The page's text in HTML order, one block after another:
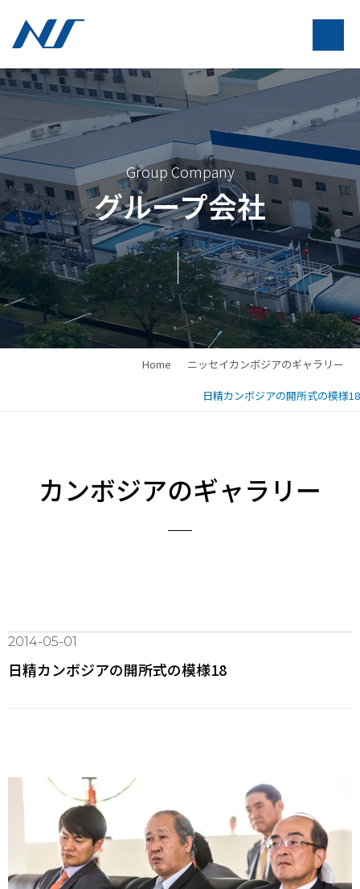
Group Company
グループ会社
Home ニッセイカンボジアのギャラリー
日精カンボジアの開所式の模様18
カンボジアのギャラリー
2014-05-01
日精カンボジアの開所式の模様18